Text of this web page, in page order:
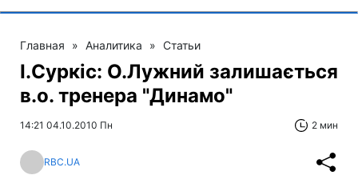
Главная » Аналитика » Статьи
І.Суркіс: О.Лужний залишається
в.о. тренера "Динамо"
14:21 04.10.2010 Пн 2 мин
RBC.UA